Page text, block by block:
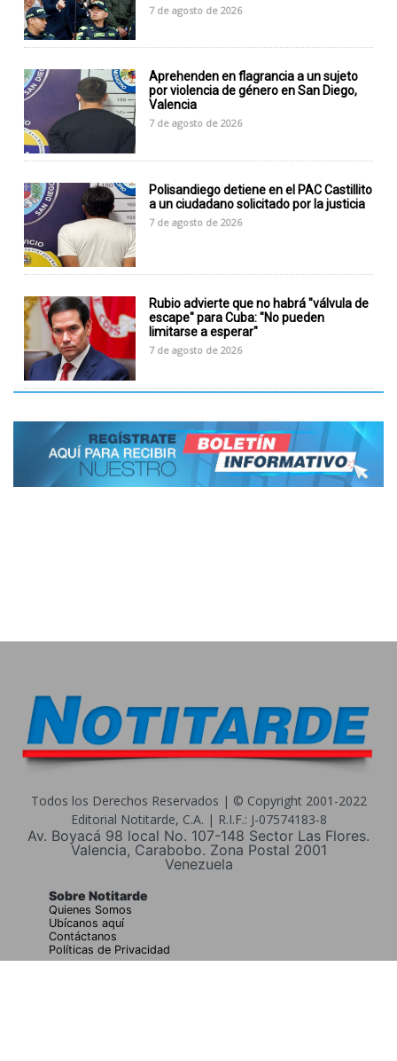
7 de agosto de 2026
Aprehenden en flagrancia a un sujeto
por violencia de género en San Diego,
Valencia
7 de agosto de 2026
Polisandiego detiene en el PAC Castillito
a un ciudadano solicitado por la justicia
7 de agosto de 2026
Rubio advierte que no habrá "válvula de
escape" para Cuba: "No pueden
limitarse a esperar"
7 de agosto de 2026
Todos los Derechos Reservados | © Copyright 2001-2022
Editorial Notitarde, C.A. | R.I.F.: J-07574183-8
Av. Boyacá 98 local No. 107-148 Sector Las Flores.
Valencia, Carabobo. Zona Postal 2001
Venezuela
Sobre Notitarde
Quienes Somos
Ubícanos aquí
Contáctanos
Políticas de Privacidad